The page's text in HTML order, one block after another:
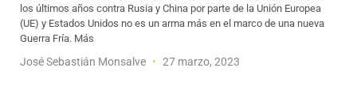
los últimos años contra Rusia y China por parte de la Unión Europea
(UE) y Estados Unidos no es un arma más en el marco de una nueva
Guerra Fría. Más
José Sebastián Monsalve 27 marzo, 2023